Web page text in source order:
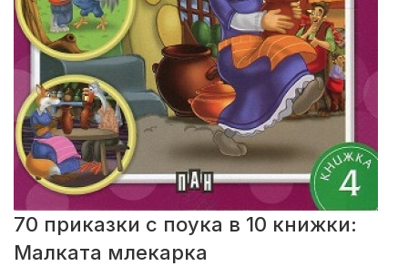
70 приказки с поука в 10 книжки:
Малката млекарка